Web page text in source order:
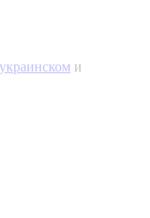
украинском и